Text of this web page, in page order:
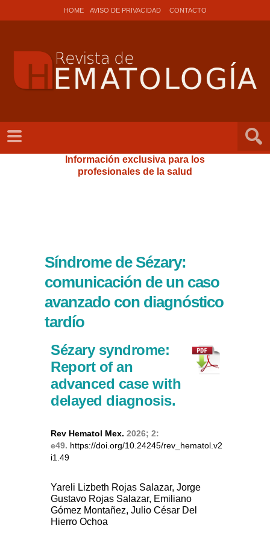
HOME AVISO DE PRIVACIDAD CONTACTO
Información exclusiva para los
profesionales de la salud
Síndrome de Sézary:
comunicación de un caso
avanzado con diagnóstico
tardío
Sézary syndrome:
Report of an
advanced case with
delayed diagnosis.
Rev Hematol Mex. 2026; 2:
e49. https://doi.org/10.24245/rev_hematol.v2
i1.49
Yareli Lizbeth Rojas Salazar, Jorge
Gustavo Rojas Salazar, Emiliano
Gómez Montañez, Julio César Del
Hierro Ochoa